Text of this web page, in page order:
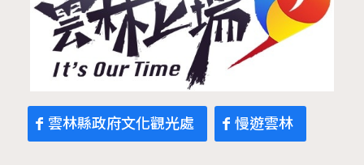
雲林縣政府文化觀光處 慢遊雲林